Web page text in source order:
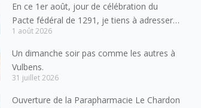
En ce 1er août, jour de célébration du
Pacte fédéral de 1291, je tiens à adresser
mes meilleures salutations à nos voisins et
amis suisses, et plus particulièrement aux
habitants du bassin genevois et de l’arc
lémanique, avec lesquels la Haute-Savoie
1 août 2026
Un dimanche soir pas comme les autres à
Vulbens.
31 juillet 2026
Ouverture de la Parapharmacie Le Chardon